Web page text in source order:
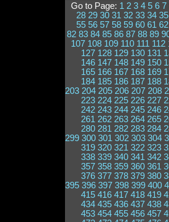
Go to Page: 1 2 3 4 5 6 7
28 29 30 31 32 33 34 35
55 56 57 58 59 60 61 62
82 83 84 85 86 87 88 89
107 108 109 110 111 112
127 128 129 130 131
146 147 148 149 150
165 166 167 168 169
184 185 186 187 188
203 204 205 206 207 208
223 224 225 226 227
242 243 244 245 246
261 262 263 264 265
280 281 282 283 284
299 300 301 302 303 304
319 320 321 322 323
338 339 340 341 342
357 358 359 360 361
376 377 378 379 380
395 396 397 398 399 400
415 416 417 418 419
434 435 436 437 438
453 454 455 456 457